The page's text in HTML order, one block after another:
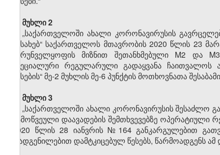
მუხლი 2
„საქართველოში ახალი კორონავირუსის
შესახებ“ საქართველოს მთავრობის 2020 წლის 23
უზრუნველყოფის მიზნით შეთანხმებული M2 და
სპეციალური რეგულარული გადაყვანა ჩაითვალოს
წესების“ მე-2 მუხლის მე-6 პუნქტის მოთხოვნათა
მუხლი 3
„საქართველოში ახალი კორონავირუსის შესაძლო
გამოწვეული დაავადების შემთხვევებზე ოპერატიული
2020 წლის 28 იანვრის №164 განკარგულებით
დადგენილებით დამტკიცებულ წესებს, წარმოადგენს